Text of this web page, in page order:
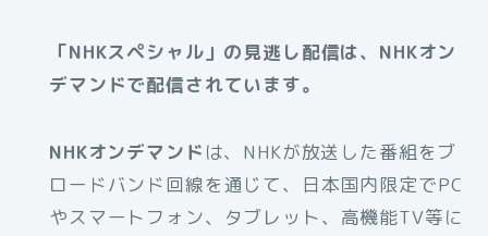
「NHKスペシャル」の見逃し配信は、NHKオン
デマンドで配信されています。
NHKオンデマンド は、NHKが放送した番組をブ
ロードバンド回線を通じて、日本国内限定でPC
やスマートフォン、タブレット、高機能TV等に